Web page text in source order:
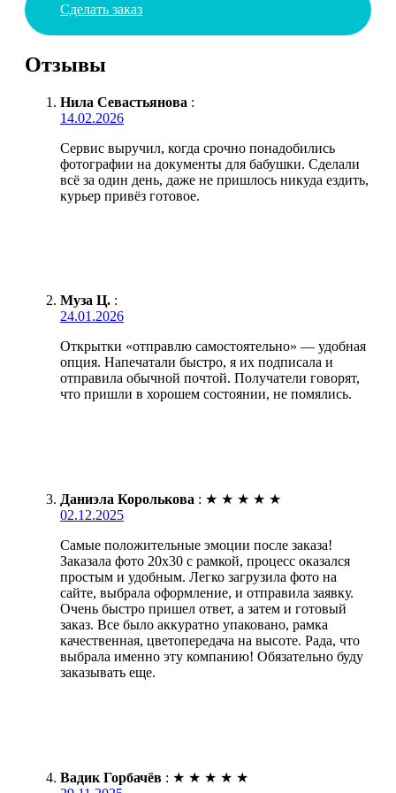
Сделать заказ
Отзывы
Нила Севастьянова :
14.02.2026
Сервис выручил, когда срочно понадобились
фотографии на документы для бабушки. Сделали
всё за один день, даже не пришлось никуда ездить,
курьер привёз готовое.
Муза Ц. :
24.01.2026
Открытки «отправлю самостоятельно» — удобная
опция. Напечатали быстро, я их подписала и
отправила обычной почтой. Получатели говорят,
что пришли в хорошем состоянии, не помялись.
Даниэла Королькова : ★ ★ ★ ★ ★
02.12.2025
Самые положительные эмоции после заказа!
Заказала фото 20х30 с рамкой, процесс оказался
простым и удобным. Легко загрузила фото на
сайте, выбрала оформление, и отправила заявку.
Очень быстро пришел ответ, а затем и готовый
заказ. Все было аккуратно упаковано, рамка
качественная, цветопередача на высоте. Рада, что
выбрала именно эту компанию! Обязательно буду
заказывать еще.
Вадик Горбачёв : ★ ★ ★ ★ ★